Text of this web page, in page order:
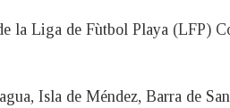
la Liga de Fùtbol Playa (LFP)
Isla de Méndez, Barra de